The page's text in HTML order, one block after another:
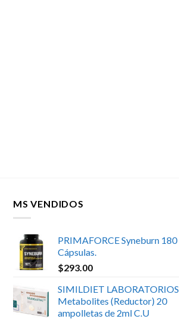
MS VENDIDOS
PRIMAFORCE Syneburn 180
Cápsulas.
$293.00
SIMILDIET LABORATORIOS
Metabolites (Reductor) 20
ampolletas de 2ml C.U